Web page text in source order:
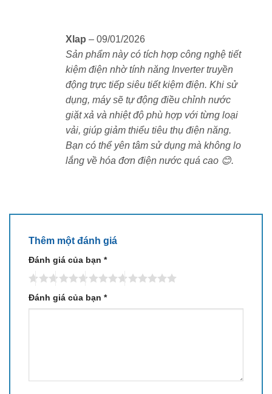
Bên cạnh đó thì công nghệ này có thể thay đổi
phương pháp giặt tùy theo loại bột giặt. Ai của Hitachi
BD-SV120HL-W sẽ tự động nhận biết chất tẩy rửa
dạng bột hay dạng lỏng và sử dụng phương pháp hòa
tan và giặt theo loại chất tẩy rửa.
Chức năng giặt đồ thời trang
Nếu bạn không có thời gian để giặt riêng biệt từng loại
quần áo khác nhau, hãy để Hitachi BD-SV120HL-W
giảm nhăn, giúp quần áo của bạn không bị mất nếp
ngay cả khi đã nguội hết hơi nóng.
Trải nghiệm người dùng: êm ái, thông
minh và tiết kiệm
Nhiều người dùng đánh giá Hitachi BD-SX120HL
Xlap – 09/01/2026
Sản phẩm này có tích hợp công nghệ tiết
kiệm điện nhờ tính năng Inverter truyền
động trực tiếp siêu tiết kiệm điện. Khi sử
dụng, máy sẽ tự động điều chỉnh nước
giặt xả và nhiệt độ phù hợp với từng loại
vải, giúp giảm thiểu tiêu thụ điện năng.
Bạn có thể yên tâm sử dụng mà không lo
lắng về hóa đơn điện nước quá cao 😊.
Thêm một đánh giá
Đánh giá của bạn *
Đánh giá của bạn *